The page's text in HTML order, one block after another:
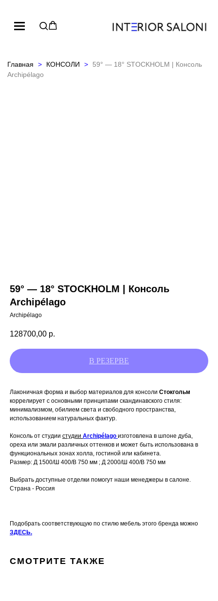
Главная КОНСОЛИ
59° — 18° STOCKHOLM | Консоль
Archipélago
59° — 18° STOCKHOLM | Консоль
Archipélago
Archipélago
128700,00 р.
Лаконичная форма и выбор материалов для консоли Стокгольм
коррелирует с основными принципами скандинавского стиля:
минимализмом, обилием света и свободного пространства,
использованием натуральных фактур.
Консоль от студии студии Archipélago изготовлена в шпоне дуба,
ореха или эмали различных оттенков и может быть использована в
функциональных зонах холла, гостиной или кабинета.
Размер: Д 1500/Ш 400/В 750 мм ; Д 2000/Ш 400/В 750 мм
Выбрать доступные отделки помогут наши менеджеры в салоне.
Страна - Россия
Подобрать соответствующую по стилю мебель этого бренда можно
ЗДЕСЬ.
СМОТРИТЕ ТАКЖЕ